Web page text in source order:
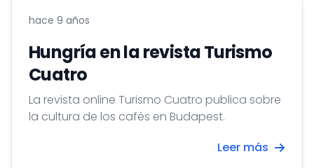
hace 9 años
Hungría en la revista Turismo
Cuatro
La revista online Turismo Cuatro publica sobre
la cultura de los cafés en Budapest.
Leer más